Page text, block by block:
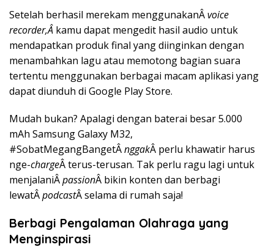
Setelah berhasil merekam menggunakanÂvoice
recorder,Â kamu dapat mengedit hasil audio untuk
mendapatkan produk final yang diinginkan dengan
menambahkan lagu atau memotong bagian suara
tertentu menggunakan berbagai macam aplikasi yang
dapat diunduh di Google Play Store.
Mudah bukan? Apalagi dengan baterai besar 5.000
mAh Samsung Galaxy M32,
#SobatMegangBangetÂnggakÂ perlu khawatir harus
nge-chargeÂ terus-terusan. Tak perlu ragu lagi untuk
menjalaniÂpassionÂ bikin konten dan berbagi
lewatÂpodcastÂ selama di rumah saja!
Berbagi Pengalaman Olahraga yang
Menginspirasi